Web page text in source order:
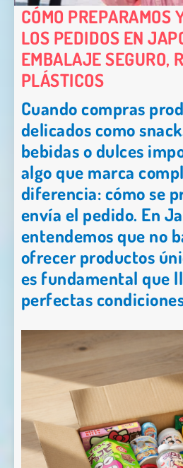
CÓMO PREPARAMOS
LOS PEDIDOS EN
EMBALAJE SEGURO,
PLÁSTICOS
Cuando compras
delicados como
bebidas o dulces
algo que marca
diferencia: cómo se
envía el pedido. En
entendemos que no
ofrecer productos
es fundamental que
perfectas